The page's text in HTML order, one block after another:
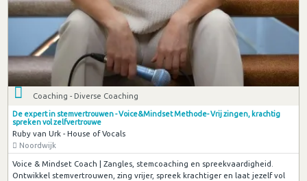
Coaching - Diverse Coaching
De expert in stemvertrouwen - Voice&Mindset Methode- Vrij zingen, krachtig
spreken vol zelfvertrouwe
Ruby van Urk - House of Vocals
Noordwijk
Voice & Mindset Coach | Zangles, stemcoaching en spreekvaardigheid.
Ontwikkel stemvertrouwen, zing vrijer, spreek krachtiger en laat jezelf vol